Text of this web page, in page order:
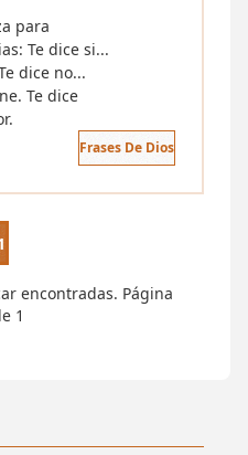
para
Te dice si...
dice no...
Te dice
Frases De Dios
encontradas. Página
1